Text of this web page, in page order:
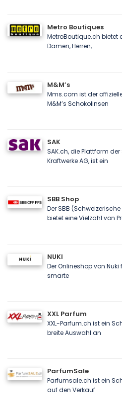
Metro Boutiques
MetroBoutique.ch bietet
Damen, Herren,
M&M’s
Mms.com ist der
M&M’s Schokolinsen
SAK
SAK.ch, die Plattform
Kraftwerke AG, ist ein
SBB Shop
Der SBB
bietet eine Vielzahl von
NUKI
Der Onlineshop von
smarte
XXL Parfum
XXL-Parfum.ch ist ein
breite Auswahl an
ParfumSale
Parfumsale.ch ist ein
auf den Verkauf